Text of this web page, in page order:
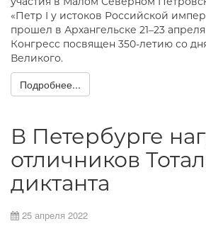
«Петр I у истоков Российской
прошел в Архангельске 21–23 апреля
Конгресс посвящен 350-летию со
Великого.
Подробнее...
В Петербурге
отличников
диктанта
25 апреля 2022